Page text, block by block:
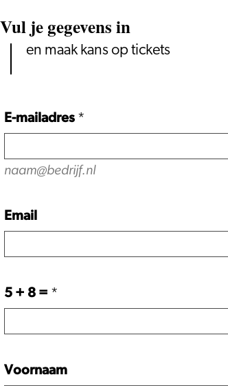
Vul je gegevens in
en maak kans op tickets
E-mailadres *
naam@bedrijf.nl
Email
5 + 8 = *
Voornaam